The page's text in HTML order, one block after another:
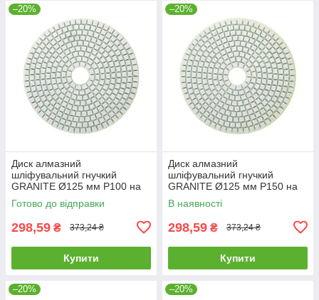
–20%
Диск алмазний
шліфувальний гнучкий
GRANITE Ø125 мм P100 на
липучці 2800 об/хв 9-12-010
Готово до відправки
298,59 ₴ 373,24 ₴
Купити
–20%
Диск алмазний
шліфувальний гнучкий
GRANITE Ø125 мм P150 на
липучці 2800 об/хв 9-12-015
В наявності
298,59 ₴ 373,24 ₴
Купити
–20% –20%